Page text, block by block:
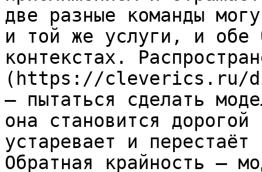
две разные команды
и той же услуги, и обе
контекстах.
(https://cleverics.ru/
— пытаться сделать
она становится
устаревает и перестаёт
Обратная крайность —